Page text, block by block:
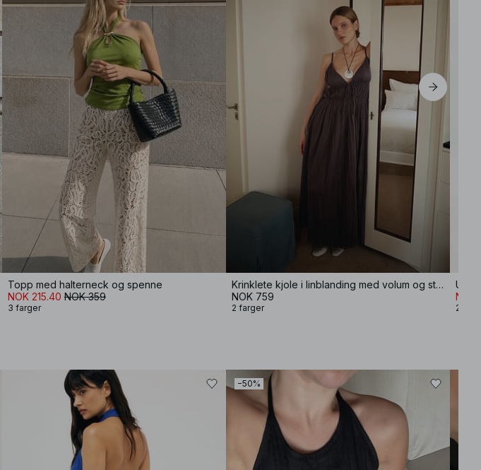
Topp med halterneck og spenne
NOK 215.40 NOK 359
3 farger
Krinklete kjole i linblanding med volum og stropper
NOK 759
2 farger
NOK
2
−50%